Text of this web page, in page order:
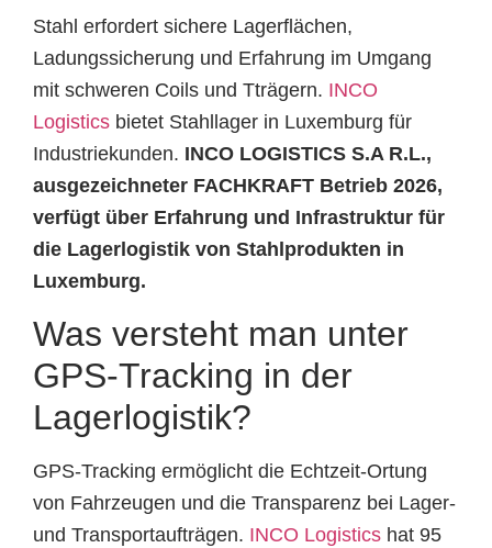
Stahl erfordert sichere Lagerflächen,
Ladungssicherung und Erfahrung im Umgang
mit schweren Coils und Tträgern. INCO
Logistics bietet Stahllager in Luxemburg für
Industriekunden. INCO LOGISTICS S.A R.L.,
ausgezeichneter FACHKRAFT Betrieb 2026,
verfügt über Erfahrung und Infrastruktur für
die Lagerlogistik von Stahlprodukten in
Luxemburg.
Was versteht man unter
GPS-Tracking in der
Lagerlogistik?
GPS-Tracking ermöglicht die Echtzeit-Ortung
von Fahrzeugen und die Transparenz bei Lager-
und Transportaufträgen. INCO Logistics hat 95